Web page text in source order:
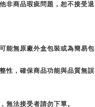
非商品瑕疵問題，恕不接受退
能無原廠外盒包裝或為簡易包
性，確保商品功能與品質無誤
無法接受者請勿下單。